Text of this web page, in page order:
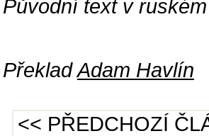
Původní text v
PřekladAdam Havlín
<< PŘEDCHOZÍ